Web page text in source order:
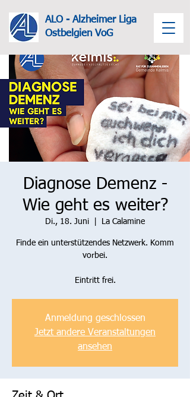
ALO - Alzheimer Liga
Ostbelgien VoG
Diagnose Demenz -
Wie geht es weiter?
Di., 18. Juni La Calamine
Finde ein unterstützendes Netzwerk. Komm
vorbei.
Eintritt frei.
Anmeldung geschlossen
Jetzt andere Veranstaltungen
ansehen